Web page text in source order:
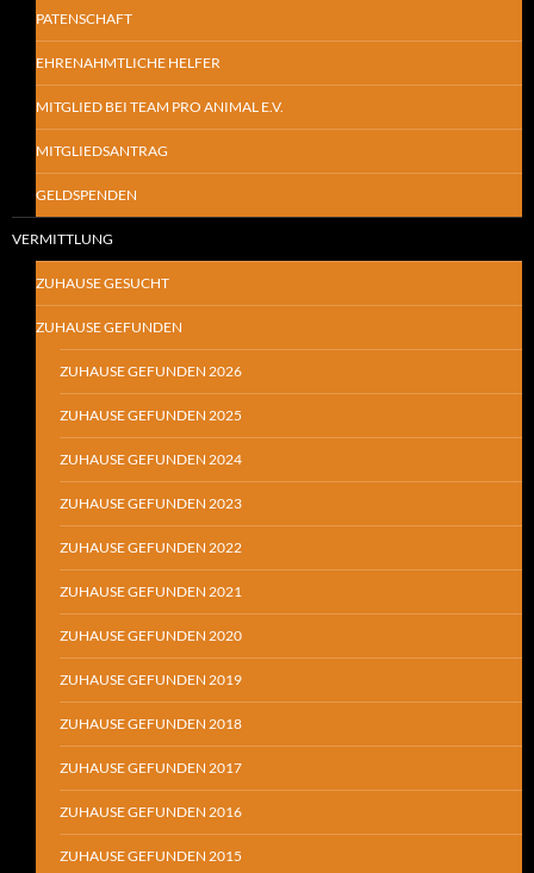
PATENSCHAFT
EHRENAHMTLICHE HELFER
MITGLIED BEI TEAM PRO ANIMAL E.V.
MITGLIEDSANTRAG
GELDSPENDEN
VERMITTLUNG
ZUHAUSE GESUCHT
ZUHAUSE GEFUNDEN
ZUHAUSE GEFUNDEN 2026
ZUHAUSE GEFUNDEN 2025
ZUHAUSE GEFUNDEN 2024
ZUHAUSE GEFUNDEN 2023
ZUHAUSE GEFUNDEN 2022
ZUHAUSE GEFUNDEN 2021
ZUHAUSE GEFUNDEN 2020
ZUHAUSE GEFUNDEN 2019
ZUHAUSE GEFUNDEN 2018
ZUHAUSE GEFUNDEN 2017
ZUHAUSE GEFUNDEN 2016
ZUHAUSE GEFUNDEN 2015